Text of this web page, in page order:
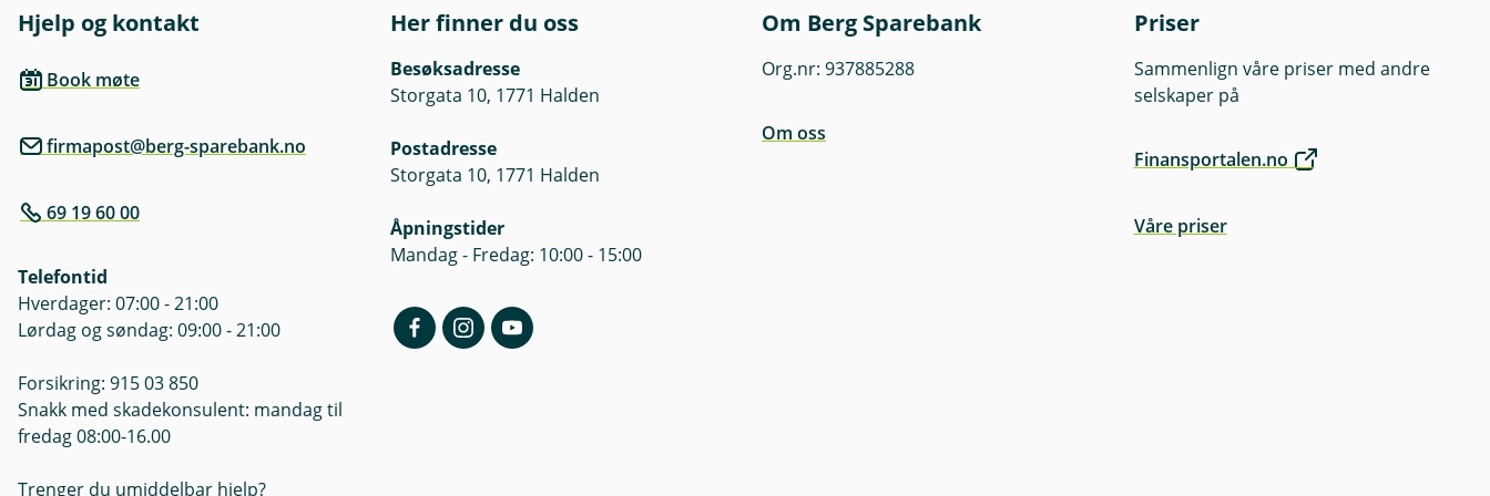
nøkkelinformasjon og prospekt.
Oversikt om fondenes kostnader finner du her.
Hjelp og kontakt
Book møte
firmapost@berg-sparebank.no
69 19 60 00
Telefontid
Hverdager: 07:00 - 21:00
Lørdag og søndag: 09:00 - 21:00
Forsikring: 915 03 850
Snakk med skadekonsulent: mandag til
fredag 08:00-16.00
Trenger du umiddelbar hjelp?
Her finner du oss
Besøksadresse
Storgata 10, 1771 Halden
Postadresse
Storgata 10, 1771 Halden
Åpningstider
Mandag - Fredag: 10:00 - 15:00
Om Berg Sparebank
Org.nr: 937885288
Om oss
Priser
Sammenlign våre priser med andre
selskaper på
Finansportalen.no
Våre priser